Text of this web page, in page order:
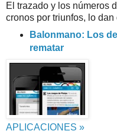
El trazado y los números
cronos por triunfos, lo
Balonmano: Los
rematar
APLICACIONES »